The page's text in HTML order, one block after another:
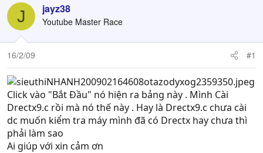
r
e
a
d
s
t
a
r
t
e
r
à
y
ử
J jayz38
Youtube Master Race
16/2/09 #1
Click vào "Bắt Đầu" nó hiện ra bảng này . Mình Cài
Drectx9.c rồi mà nó thế này . Hay là Drectx9.c chưa cài
dc muốn kiểm tra máy mình đã có Drectx hay chưa thì
phải làm sao
Ai giúp với xin cảm ơn